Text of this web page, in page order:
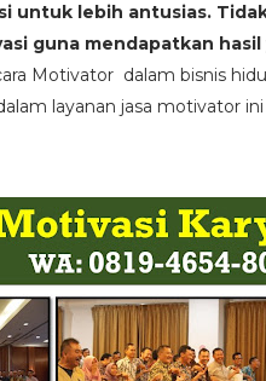
untuk lebih antusias.
guna mendapatkan
Motivator dalam bisnis
layanan jasa motivator